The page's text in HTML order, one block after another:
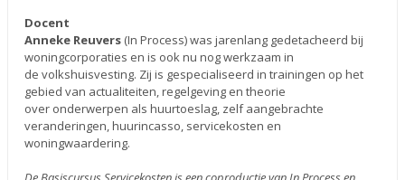
Docent
Anneke Reuvers (In Process) was jarenlang gedetacheerd bij
woningcorporaties en is ook nu nog werkzaam in
de volkshuisvesting. Zij is gespecialiseerd in trainingen op het
gebied van actualiteiten, regelgeving en theorie
over onderwerpen als huurtoeslag, zelf aangebrachte
veranderingen, huurincasso, servicekosten en
woningwaardering.